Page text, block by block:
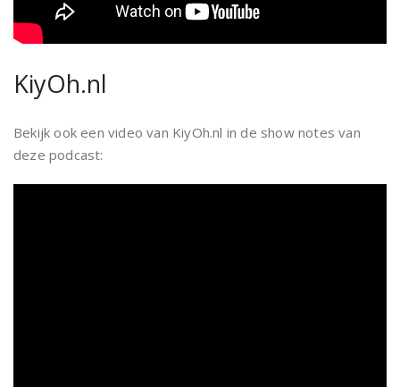
KiyOh.nl
Bekijk ook een video van KiyOh.nl in de show notes van
deze podcast: